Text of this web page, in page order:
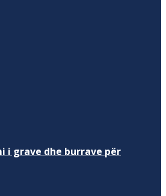
i grave dhe burrave për